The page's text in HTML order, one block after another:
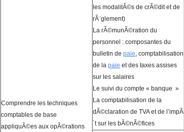
Comprendre les techniques
comptables de base
appliquÃ©es aux opÃ©rations
les modalitÃ©s de crÃ©dit et de
rÃ¨glement)
La rÃ©munÃ©ration du
personnel : composantes du
bulletin de paie, comptabilisation
de la paie et des taxes assises
sur les salaires
Le suivi du compte « banque »
La comptabilisation de la
dÃ©claration de TVA et de l’impÃ
´t sur les bÃ©nÃ©fices